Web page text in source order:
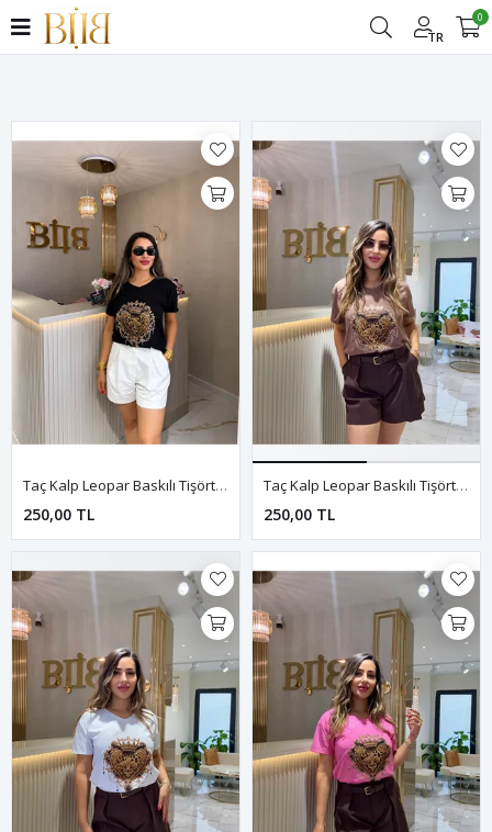
TR
0
Taç Kalp Leopar Baskılı Tişört-Siyah
250,00 TL
Taç Kalp Leopar Baskılı Tişört-Kahve
250,00 TL